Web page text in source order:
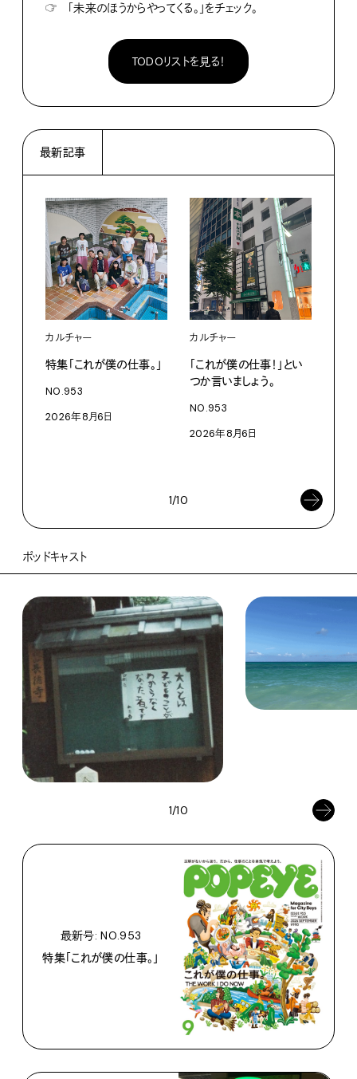
☞
「未来のほうからやってくる。」をチェック。
TODOリストを見る！
最新記事
カルチャー
特集「これが僕の仕事。」
NO.953
2026年8月6日
カルチャー
「これが僕の仕事！」とい
つか言いましょう。
NO.953
2026年8月6日
1/10
ポッドキャスト
1/10
最新号: NO.953
特集「これが僕の仕事。」